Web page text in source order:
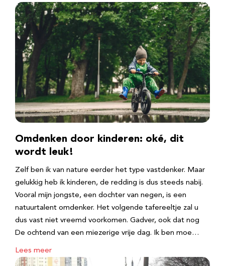
Omdenken door kinderen: oké, dit
wordt leuk!
Zelf ben ik van nature eerder het type vastdenker. Maar
gelukkig heb ik kinderen, de redding is dus steeds nabij.
Vooral mijn jongste, een dochter van negen, is een
natuurtalent omdenker. Het volgende tafereeltje zal u
dus vast niet vreemd voorkomen. Gadver, ook dat nog
De ochtend van een miezerige vrije dag. Ik ben moe…
Lees meer